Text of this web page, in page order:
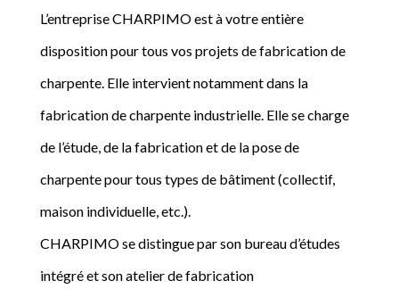
L’entreprise CHARPIMO est à votre entière
disposition pour tous vos projets de fabrication de
charpente. Elle intervient notamment dans la
fabrication de charpente industrielle. Elle se charge
de l’étude, de la fabrication et de la pose de
charpente pour tous types de bâtiment (collectif,
maison individuelle, etc.).
CHARPIMO se distingue par son bureau d’études
intégré et son atelier de fabrication